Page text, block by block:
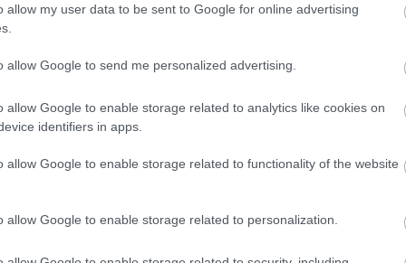
allow my user data to be sent to Google for online advertising
allow Google to send me personalized advertising.
allow Google to enable storage related to analytics like cookies on
identifiers in apps.
allow Google to enable storage related to functionality of the website
allow Google to enable storage related to personalization.
az énekesre. Az átiratok ugyanis csak akkor
el és megfelelő színvonalú zenészek adják
valamint a második részben színpadra
Orchestránál aligha kívánhattunk volna
- zenekarok tagjai hazánk legkiválóbb zenészei
Kovács Kornél két saját jazz-